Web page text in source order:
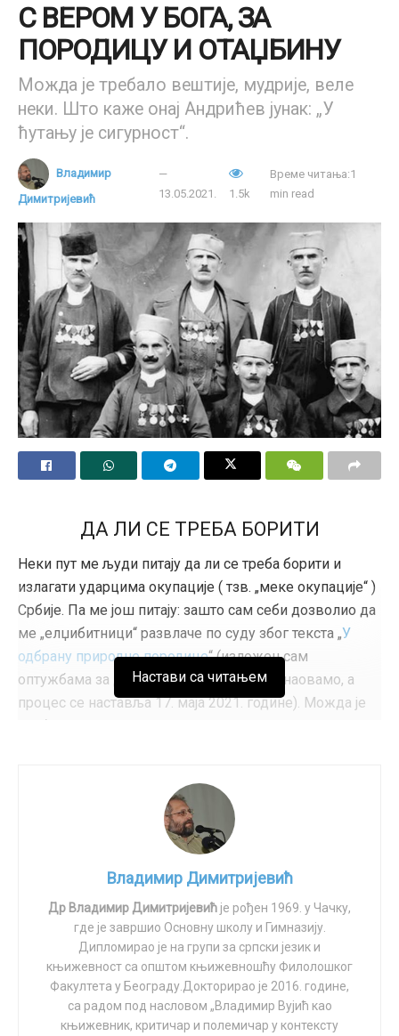
С ВЕРОМ У БОГА, ЗА
ПОРОДИЦУ И ОТАЏБИНУ
Можда је требало вештије, мудрије, веле
неки. Што каже онај Андрићев јунак: „У
ћутању је сигурност“.
Владимир
Димитријевић
13.05.2021. 1.5k
Време читања:1
min read
ДА ЛИ СЕ ТРЕБА БОРИТИ
Неки пут ме људи питају да ли се треба борити и
излагати ударцима окупације ( тзв. „меке окупације“ )
Србије. Па ме још питају: зашто сам себи дозволио да
ме „елџибитници“ развлаче по суду због текста „У
одбрану природне породице“ (изложен сам
оптужбама за дискриминацију од 2018. наовамо, а
процес се наставља 17. маја 2021. године). Можда је
требало вештије, мудрије, веле неки. Што каже онај
Размислим, па кажем: „Вреди се излагати. И не сме
се ћутати кад је будућност наше деце у питању“.
Између осталог, зато што смо ми, православни Срби,
са свим својим слабостима, потомци јунака, а не
кукавица и никоговића. Наследници смо јунака који
„умираху ћутке на страшноме кољу“ ( Милан Ракић ).
Рецимо, ја сам из чачанског краја, у коме је славно
Драгачево, што је дало толике витезове.
Сећање на њих још је живо. И боли, ако не идемо
њиховим стопама.
Настави са читањем
Владимир Димитријевић
Др Владимир Димитријевић је рођен 1969. у Чачку,
где је завршио Основну школу и Гимназију.
Дипломирао је на групи за српски језик и
књижевност са општом књижевношћу Филолошког
Факултета у Београду.Докторирао је 2016. године,
cа радом под насловом „Владимир Вујић као
књижевник, критичар и полемичар у контексту